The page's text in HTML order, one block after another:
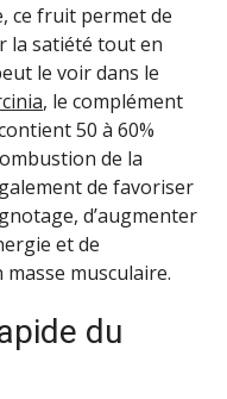
ce fruit permet de
la satiété tout en
le voir dans le
, le complément
50 à 60%
de la
de favoriser
d’augmenter
et de
musculaire.
du